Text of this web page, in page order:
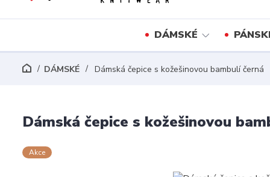
DÁMSKÉ
DÁMSKÉ Dámská čepice s kožešinovou bambulí černá
Dámská čepice s kožešinovou
Akce